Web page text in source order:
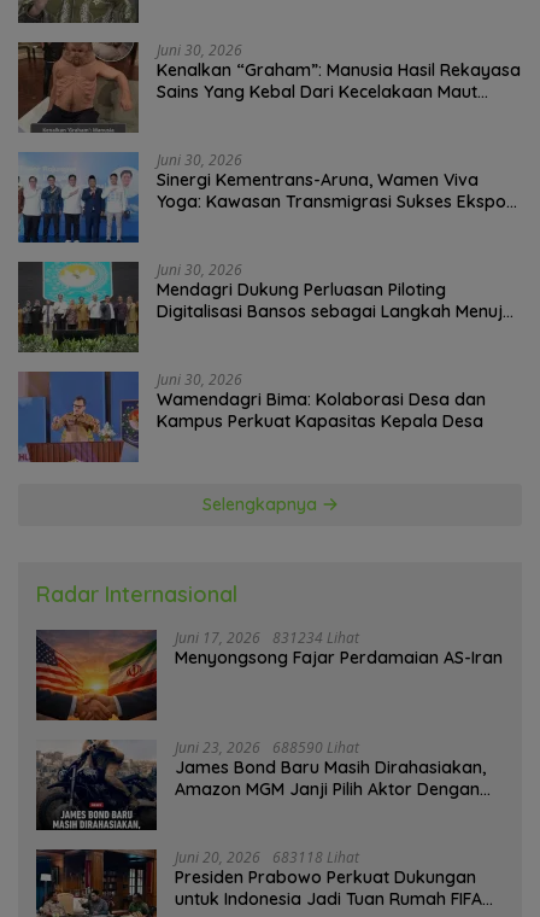
Juni 30, 2026
Kenalkan “Graham”: Manusia Hasil Rekayasa
Sains Yang Kebal Dari Kecelakaan Maut
Juni 30, 2026
Sinergi Kementrans-Aruna, Wamen Viva
Yoga: Kawasan Transmigrasi Sukses Ekspor
Juni 30, 2026
Mendagri Dukung Perluasan Piloting
Digitalisasi Bansos sebagai Langkah Menuju
Juni 30, 2026
Wamendagri Bima: Kolaborasi Desa dan
Kampus Perkuat Kapasitas Kepala Desa
Selengkapnya
Radar Internasional
Juni 17, 2026 831234 Lihat
Menyongsong Fajar Perdamaian AS-Iran
Juni 23, 2026 688590 Lihat
James Bond Baru Masih Dirahasiakan,
Amazon MGM Janji Pilih Aktor Dengan
Juni 20, 2026 683118 Lihat
Presiden Prabowo Perkuat Dukungan
untuk Indonesia Jadi Tuan Rumah FIFA